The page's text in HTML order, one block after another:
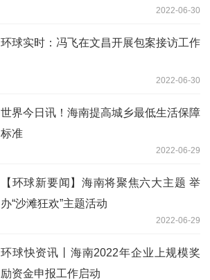
2022-06-30
环球实时：冯飞在文昌开展包案接访工作
2022-06-30
世界今日讯！海南提高城乡最低生活保障
标准
2022-06-29
【环球新要闻】海南将聚焦六大主题 举
办“沙滩狂欢”主题活动
2022-06-29
环球快资讯丨海南2022年企业上规模奖
励资金申报工作启动